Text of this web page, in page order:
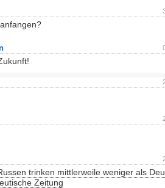
trinken mittlerweile weniger als
Zeitung